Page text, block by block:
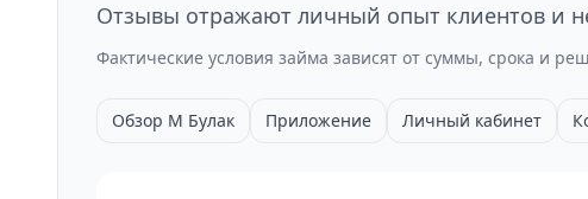
Отзывы отражают личный опыт клиентов и
Фактические условия займа зависят от суммы, срока и
Обзор М Булак Приложение Личный кабинет